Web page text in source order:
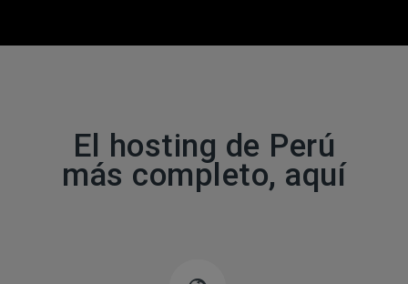
El hosting de Perú
más completo, aquí